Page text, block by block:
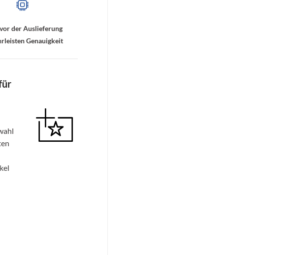
der Auslieferung
Genauigkeit